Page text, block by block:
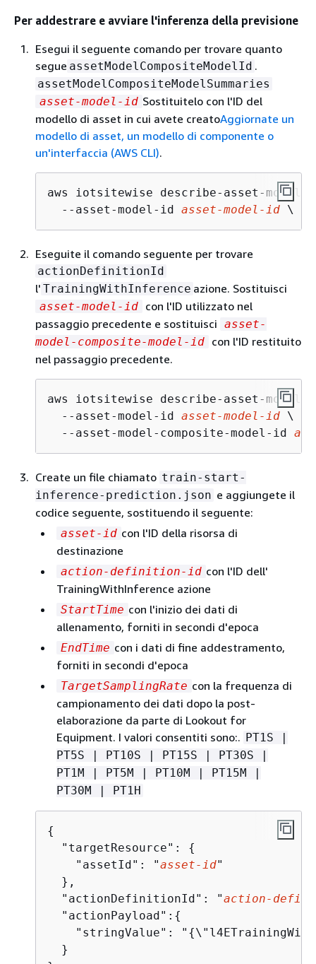
Per addestrare e avviare l'inferenza della previsione
Esegui il seguente comando per trovare quanto
segue assetModelCompositeModelId .
assetModelCompositeModelSummaries
asset-model-id Sostituitelo con l'ID del
modello di asset in cui avete creatoAggiornate un
modello di asset, un modello di componente o
un'interfaccia (AWS CLI).
aws iotsitewise describe-asset-model \
  --asset-model-id
asset-model-id \
Eseguite il comando seguente per trovare
actionDefinitionId
l' TrainingWithInference azione. Sostituisci
asset-model-id con l'ID utilizzato nel
passaggio precedente e sostituisci asset-
model-composite-model-id con l'ID restituito
nel passaggio precedente.
aws iotsitewise describe-asset-model-
  --asset-model-id
asset-model-id \
  --asset-model-composite-model-id
Create un file chiamato train-start-
inference-prediction.json e aggiungete il
codice seguente, sostituendo il seguente:
asset-id con l'ID della risorsa di
destinazione
action-definition-id con l'ID dell'
TrainingWithInference azione
StartTime con l'inizio dei dati di
allenamento, forniti in secondi d'epoca
EndTime con i dati di fine addestramento,
forniti in secondi d'epoca
TargetSamplingRate con la frequenza di
campionamento dei dati dopo la post-
elaborazione da parte di Lookout for
Equipment. I valori consentiti sono:. PT1S |
PT5S | PT10S | PT15S | PT30S |
PT1M | PT5M | PT10M | PT15M |
PT30M | PT1H
{
  "targetResource":
{
    "assetId": "
asset-id"
  },
  "actionDefinitionId": "
action-
  "actionPayload":
{
    "stringValue": "
{
  }